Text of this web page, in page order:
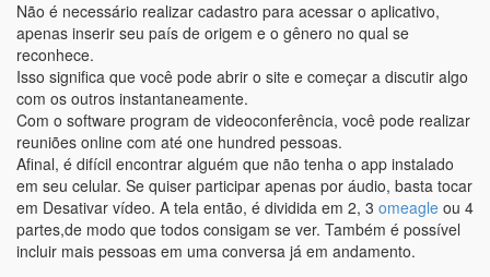
Não é necessário realizar cadastro para acessar o aplicativo,
apenas inserir seu país de origem e o gênero no qual se
reconhece.
Isso significa que você pode abrir o site e começar a discutir algo
com os outros instantaneamente.
Com o software program de videoconferência, você pode realizar
reuniões online com até one hundred pessoas.
Afinal, é difícil encontrar alguém que não tenha o app instalado
em seu celular. Se quiser participar apenas por áudio, basta tocar
em Desativar vídeo. A tela então, é dividida em 2, 3 omeagle ou 4
partes,de modo que todos consigam se ver. Também é possível
incluir mais pessoas em uma conversa já em andamento.